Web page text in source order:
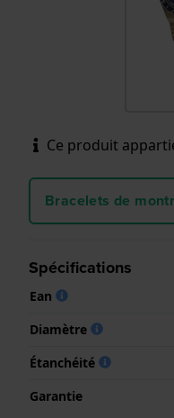
Ce produit
Bracelets de
Spécifications
Ean
Diamètre
Étanchéité
Garantie